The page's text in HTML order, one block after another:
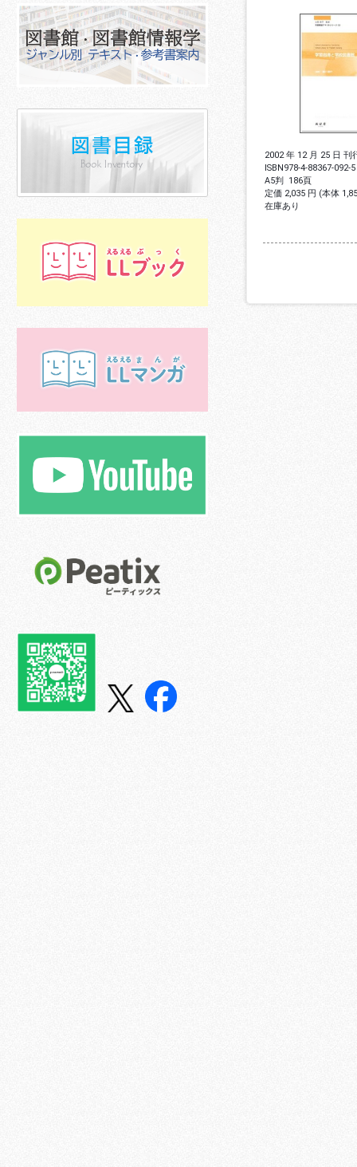
2002 年 12 月 25 日 刊
ISBN978-4-88367-092-5
A5判 186頁
定価 2,035 円 (本体
在庫あり